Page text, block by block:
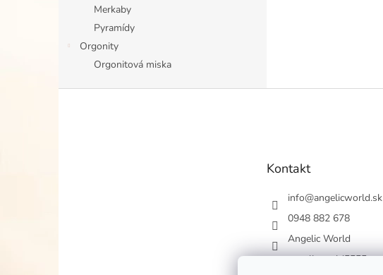
Merkaby
Pyramídy
Orgonity
Orgonitová miska
Kontakt
info@angelicworld.sk
0948 882 678
Angelic World
angelicworld5555